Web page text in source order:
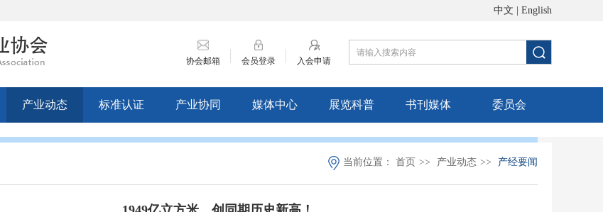
中文 English
协会邮箱 会员登录 入会申请
产业动态 标准认证 产业协同 媒体中心 展览科普 书刊媒体 委员会
当前位置： 首页 >> 产业动态 >> 产经要闻